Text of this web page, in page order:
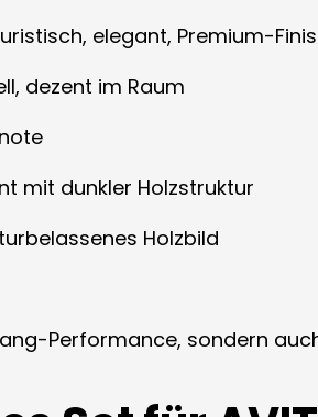
elegant, Premium-
dezent im Raum
mit dunkler Holzstruktur
Holzbild
Performance, sondern